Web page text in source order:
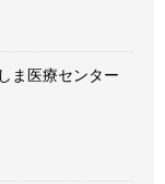
ま医療センター